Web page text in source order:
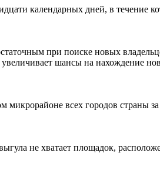
календарных дней, в течение
при поиске новых
шансы на нахождение
всех городов страны за
не хватает площадок,